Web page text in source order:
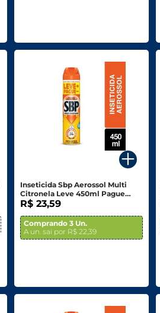
Inseticida Sbp Aerossol Multi
Citronela Leve 450ml Pague
300ml
R$ 23,59
Comprando 3 Un.
A un. sai por R$ 22,39